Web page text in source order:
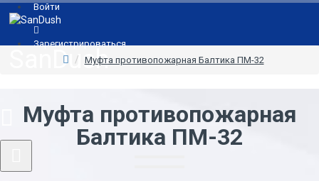
Войти
Зарегистрироваться
SanDushМуфта противопожарная Балтика ПМ-32
Муфта противопожарная
Балтика ПМ-32